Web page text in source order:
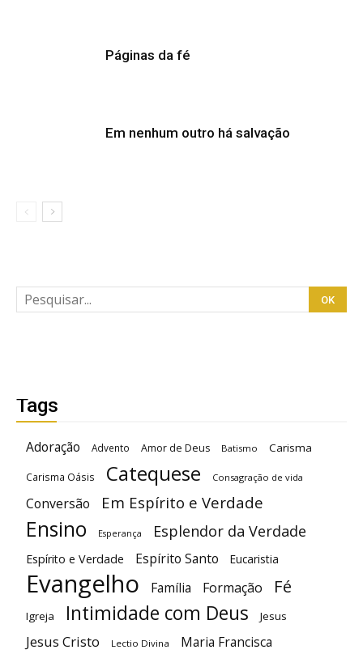
Páginas da fé
Em nenhum outro há salvação
Tags
Adoração Advento Amor de Deus Batismo Carisma
Carisma Oásis Catequese Consagração de vida
Conversão Em Espírito e Verdade
Ensino Esperança Esplendor da Verdade
Espírito e Verdade Espírito Santo Eucaristia
Evangelho Família Formação Fé
Igreja Intimidade com Deus Jesus
Jesus Cristo Lectio Divina Maria Francisca